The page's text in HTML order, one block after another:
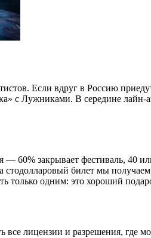
Если вдруг в Россию
с Лужниками. В середине лайн-
— 60% закрывает фестиваль, 40
билет мы
только одним: это хороший
лицензии и разрешения, где